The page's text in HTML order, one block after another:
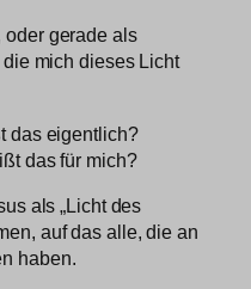
oder gerade als
mich dieses Licht
das eigentlich?
das für mich?
als „Licht des
auf das alle, die an
haben.